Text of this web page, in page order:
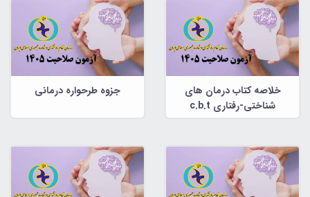
خلاصه کتاب درمان های
شناختی-رفتاری c.b.t
جزوه طرحواره درمانی